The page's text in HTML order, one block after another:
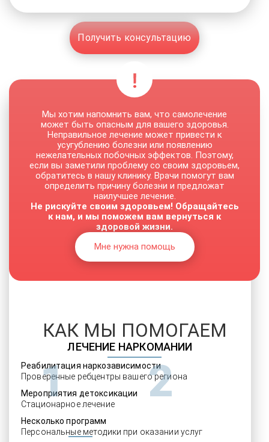
Получить консультацию
ЛЕЧЕНИЕ НАРКОМАНИИ
Реабилитация наркозависимости
Проверенные ребцентры вашего региона
Мероприятия детоксикации
Стационарное лечение
Несколько программ
Персональные методики при оказании услуг
Мы хотим напомнить вам, что самолечение
может быть опасным для вашего здоровья.
Неправильное лечение может привести к
усугублению болезни или появлению
нежелательных побочных эффектов. Поэтому,
если вы заметили проблему со своим здоровьем,
обратитесь в нашу клинику. Врачи помогут вам
определить причину болезни и предложат
наилучшее лечение.
Не рискуйте своим здоровьем! Обращайтесь
к нам, и мы поможем вам вернуться к
здоровой жизни.
Мне нужна помощь
КАК МЫ ПОМОГАЕМ
1 2